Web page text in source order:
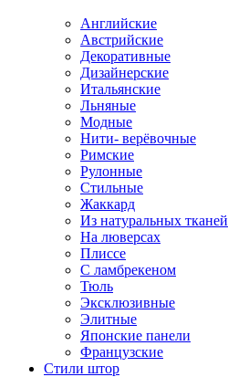
Английские
Австрийские
Декоративные
Дизайнерские
Итальянские
Льняные
Модные
Нити- верёвочные
Римские
Рулонные
Стильные
Жаккард
Из натуральных тканей
На люверсах
Плиссе
С ламбрекеном
Тюль
Эксклюзивные
Элитные
Японские панели
Французские
Стили штор